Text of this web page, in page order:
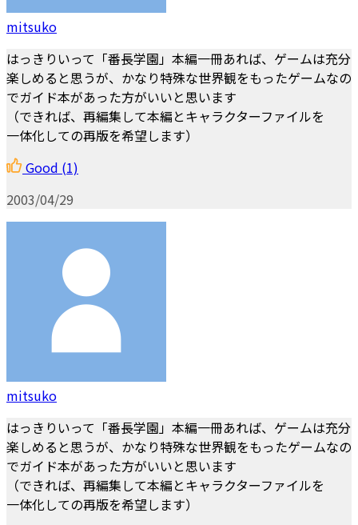
mitsuko
はっきりいって「番長学園」本編一冊あれば、ゲームは充分
楽しめると思うが、かなり特殊な世界観をもったゲームなの
でガイド本があった方がいいと思います
（できれば、再編集して本編とキャラクターファイルを
一体化しての再版を希望します）
Good (1)
2003/04/29
mitsuko
はっきりいって「番長学園」本編一冊あれば、ゲームは充分
楽しめると思うが、かなり特殊な世界観をもったゲームなの
でガイド本があった方がいいと思います
（できれば、再編集して本編とキャラクターファイルを
一体化しての再版を希望します）